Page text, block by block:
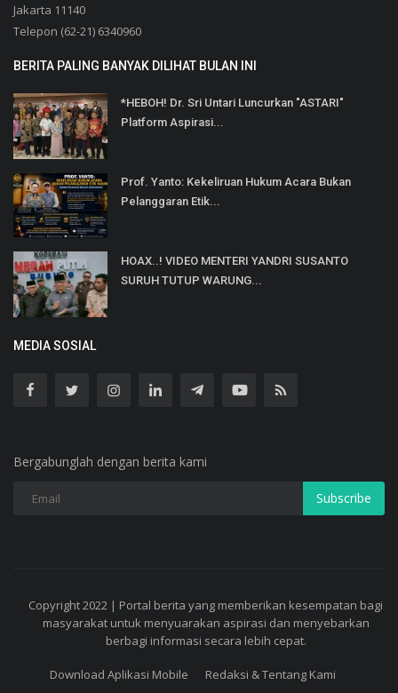
Jakarta 11140
Telepon (62-21) 6340960
BERITA PALING BANYAK DILIHAT BULAN INI
*HEBOH! Dr. Sri Untari Luncurkan "ASTARI"
Platform Aspirasi...
Prof. Yanto: Kekeliruan Hukum Acara Bukan
Pelanggaran Etik...
HOAX..! VIDEO MENTERI YANDRI SUSANTO
SURUH TUTUP WARUNG...
MEDIA SOSIAL
Bergabunglah dengan berita kami
Subscribe
Copyright 2022 | Portal berita yang memberikan kesempatan bagi
masyarakat untuk menyuarakan aspirasi dan menyebarkan
berbagi informasi secara lebih cepat.
Download Aplikasi Mobile Redaksi & Tentang Kami